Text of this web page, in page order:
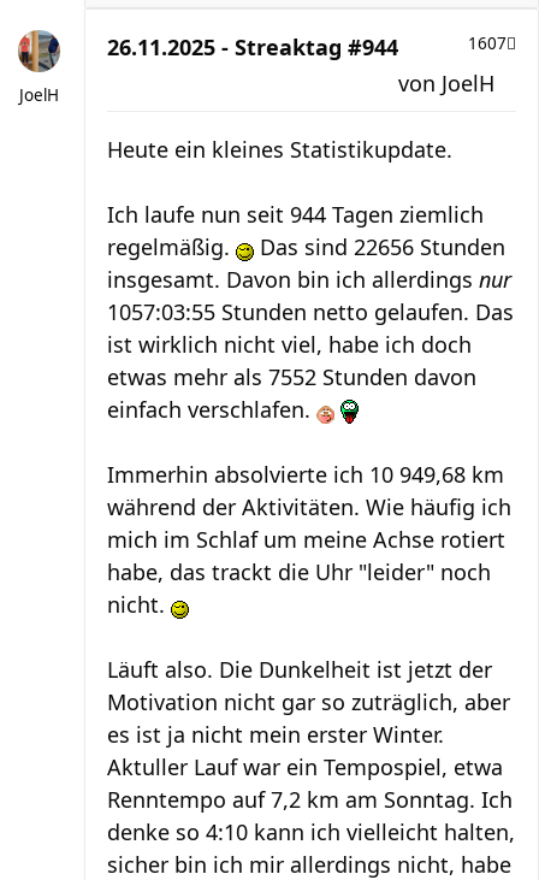
JoelH
26.11.2025 - Streaktag #944 1607
von JoelH
Heute ein kleines Statistikupdate.
Ich laufe nun seit 944 Tagen ziemlich
regelmäßig.
Das sind 22656 Stunden
insgesamt. Davon bin ich allerdings nur
1057:03:55 Stunden netto gelaufen. Das
ist wirklich nicht viel, habe ich doch
etwas mehr als 7552 Stunden davon
einfach verschlafen.
Immerhin absolvierte ich 10 949,68 km
während der Aktivitäten. Wie häufig ich
mich im Schlaf um meine Achse rotiert
habe, das trackt die Uhr "leider" noch
nicht.
Läuft also. Die Dunkelheit ist jetzt der
Motivation nicht gar so zuträglich, aber
es ist ja nicht mein erster Winter.
Aktuller Lauf war ein Tempospiel, etwa
Renntempo auf 7,2 km am Sonntag. Ich
denke so 4:10 kann ich vielleicht halten,
sicher bin ich mir allerdings nicht, habe